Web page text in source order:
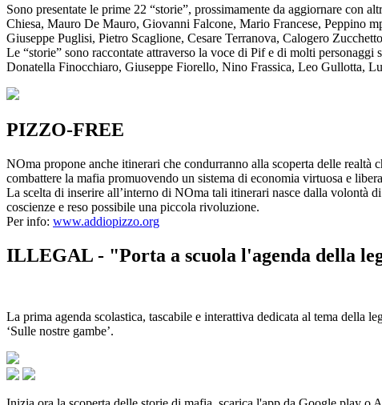
Sono presentate le prime 22 “storie”, prossimamente da aggiornare
Chiesa, Mauro De Mauro, Giovanni Falcone, Mario Francese, Peppino
Giuseppe Puglisi, Pietro Scaglione, Cesare Terranova, Calogero
Le “storie” sono raccontate attraverso la voce di Pif e di molti
Donatella Finocchiaro, Giuseppe Fiorello, Nino Frassica, Leo Gullotta,
PIZZO-FREE
NOma propone anche itinerari che condurranno alla scoperta delle
combattere la mafia promuovendo un sistema di economia virtuosa e
La scelta di inserire all’interno di NOma tali itinerari nasce dalla volontà
coscienze e reso possibile una piccola rivoluzione.
Per info: www.addiopizzo.org
ILLEGAL - "Porta a scuola l'agenda della
La prima agenda scolastica, tascabile e interattiva dedicata al tema della
‘Sulle nostre gambe’.